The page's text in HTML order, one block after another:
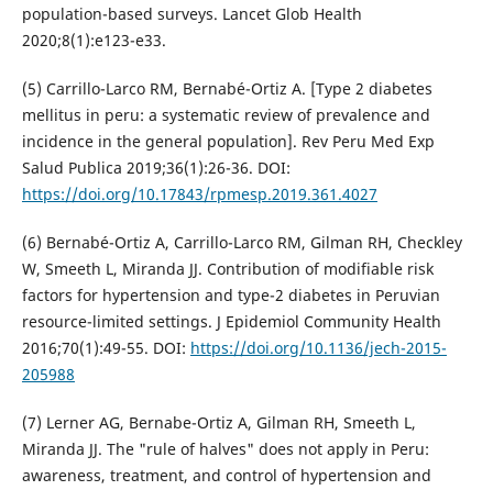
population-based surveys. Lancet Glob Health
2020;8(1):e123-e33.
(5) Carrillo-Larco RM, Bernabé-Ortiz A. [Type 2 diabetes
mellitus in peru: a systematic review of prevalence and
incidence in the general population]. Rev Peru Med Exp
Salud Publica 2019;36(1):26-36. DOI:
https://doi.org/10.17843/rpmesp.2019.361.4027
(6) Bernabé-Ortiz A, Carrillo-Larco RM, Gilman RH, Checkley
W, Smeeth L, Miranda JJ. Contribution of modifiable risk
factors for hypertension and type-2 diabetes in Peruvian
resource-limited settings. J Epidemiol Community Health
2016;70(1):49-55. DOI: https://doi.org/10.1136/jech-2015-
205988
(7) Lerner AG, Bernabe-Ortiz A, Gilman RH, Smeeth L,
Miranda JJ. The "rule of halves" does not apply in Peru:
awareness, treatment, and control of hypertension and